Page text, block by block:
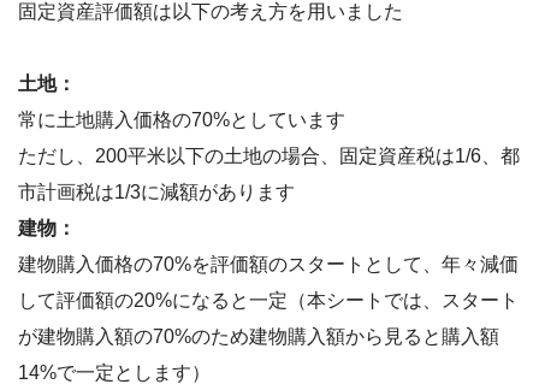
固定資産評価額は以下の考え方を用いました
土地：
常に土地購入価格の70%としています
ただし、200平米以下の土地の場合、固定資産税は1/6、都
市計画税は1/3に減額があります
建物：
建物購入価格の70%を評価額のスタートとして、年々減価
して評価額の20%になると一定（本シートでは、スタート
が建物購入額の70%のため建物購入額から見ると購入額
14%で一定とします）